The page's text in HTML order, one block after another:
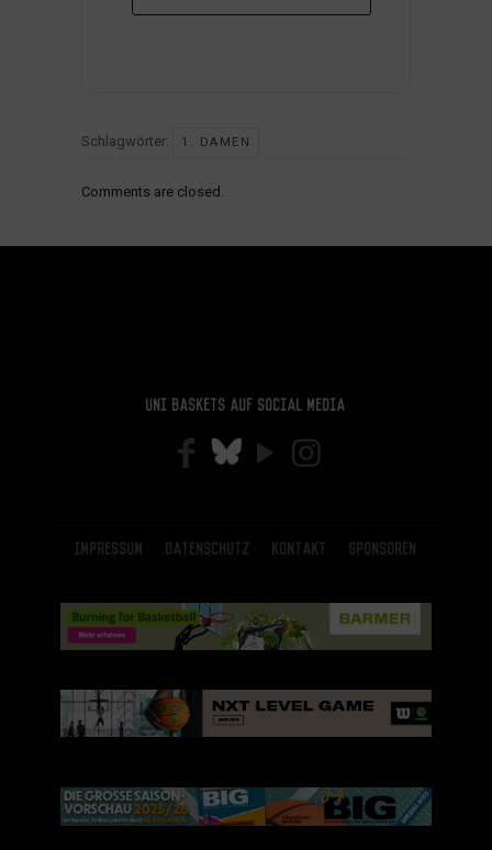
Schlagwörter: 1. DAMEN
Comments are closed.
Uni Baskets auf Social Media
Impressum Datenschutz Kontakt Sponsoren